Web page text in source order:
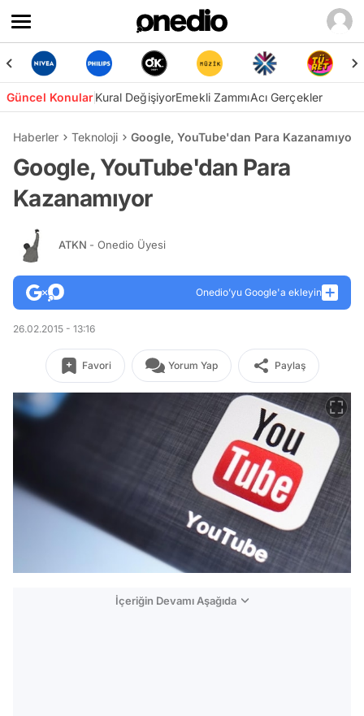
Güncel KonularKural DeğişiyorEmekli ZammıAcı Gerçekler
Haberler Teknoloji Google, YouTube'dan Para Kazanamıyor
Google, YouTube'dan Para
Kazanamıyor
ATKN - Onedio Üyesi
Onedio’yu Google'a ekleyin
26.02.2015 - 13:16
Favori Yorum Yap Paylaş
İçeriğin Devamı Aşağıda